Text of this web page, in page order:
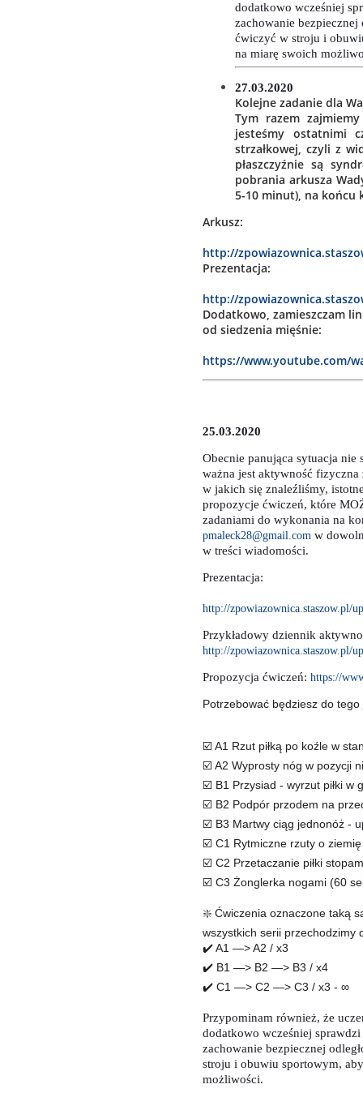
dodatkowo wcześniej
zachowanie
ćwiczyć w stroju i
na miarę swoich
27.03.2020
Kolejne zadanie dla
Tym razem
jesteśmy ostatnimi
strzałkowej, czyli z
płaszczyźnie są
pobrania arkusza
5-10 minut), na końcu
Arkusz:
http://
Prezentacja:
http://
Dodatkowo, zamieszczam
od siedzenia mięśnie:
https://www.youtube.com/
25.03.2020
Obecnie panująca sytuacja
ważna jest aktywność
w jakich się znaleźliśmy,
propozycje ćwiczeń, które
zadaniami do wykonania na
pmaleck28@gmail.com w
w treści wiadomości.
Prezentacja:
http://zpowiazownica.staszow.pl/
Przykładowy dziennik
http://zpowiazownica.staszow.pl/
Propozycja ćwiczeń: https://
Potrzebować będziesz do tego
☑ A1 Rzut piłką po koźle w
☑ A2 Wyprosty nóg w pozycji
☑ B1 Przysiad - wyrzut piłki w
☑ B2 Podpór przodem na
☑ B3 Martwy ciąg jednonóż -
☑ C1 Rytmiczne rzuty o
☑ C2 Przetaczanie piłki
☑ C3 Żonglerka nogami (60
❇ Ćwiczenia oznaczone taką
wszystkich serii przechodzimy
✔ A1 —> A2 / x3
✔ B1 —> B2 —> B3 / x4
✔ C1 —> C2 —> C3 / x3 - ∞
Przypominam również, że
dodatkowo wcześniej
zachowanie bezpiecznej
stroju i obuwiu sportowym,
możliwości.